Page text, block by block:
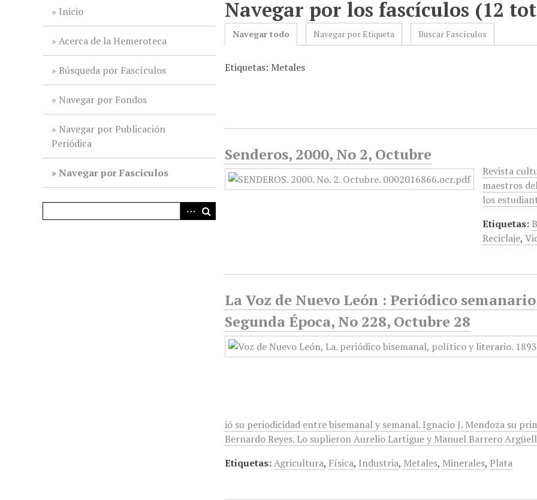
Inicio
Acerca de la Hemeroteca
Búsqueda por Fascículos
Navegar por Fondos
Navegar por Publicación
Periódica
Navegar por Fascículos
Navegar por los fascículos (12
Navegar todo Navegar por Etiqueta Buscar Fascículos
Etiquetas: Metales
Senderos, 2000, No 2, Octubre
Revista
maestros
los
Etiquetas:
Reciclaje,
La Voz de Nuevo León : Periódico
Segunda Época, No 228, Octubre 28
ió su periodicidad entre bisemanal y semanal. Ignacio J. Mendoza su
Bernardo Reyes. Lo suplieron Aurelio Lartigue y Manuel Barrero
Etiquetas:Agricultura, Física, Industria, Metales, Minerales, Plata